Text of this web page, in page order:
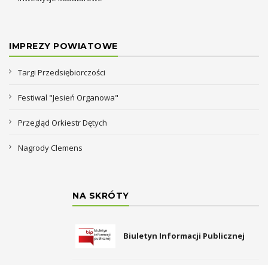
IMPREZY POWIATOWE
Targi Przedsiębiorczości
Festiwal "Jesień Organowa"
Przegląd Orkiestr Dętych
Nagrody Clemens
NA SKRÓTY
Biuletyn Informacji Publicznej